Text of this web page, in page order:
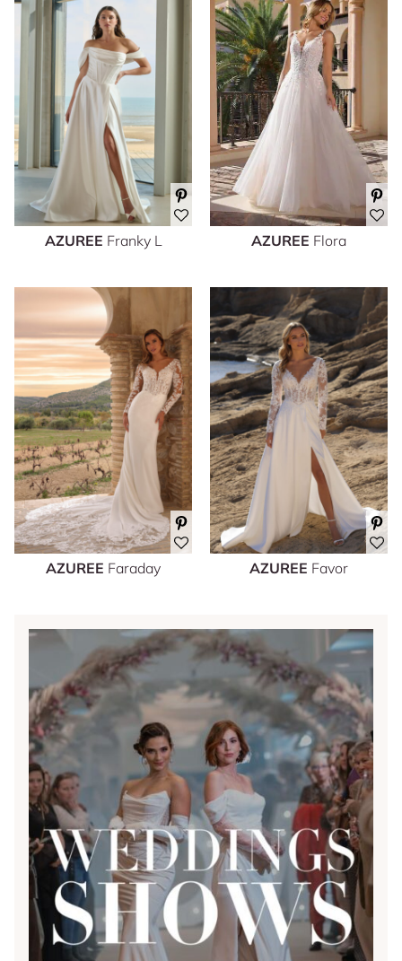
AZUREE Franky L AZUREE Flora
AZUREE Faraday AZUREE Favor